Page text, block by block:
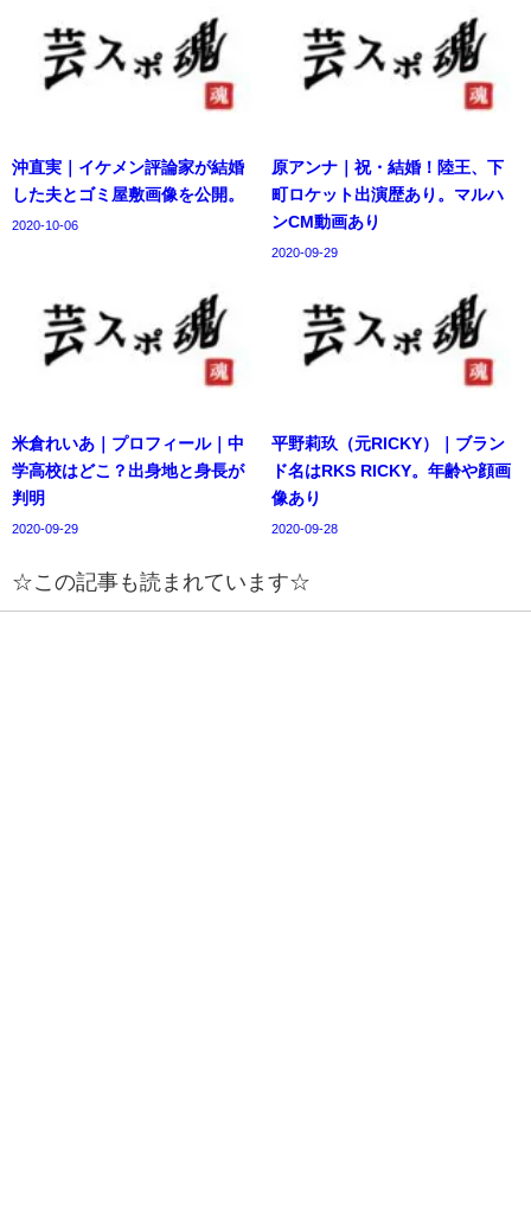
沖直実｜イケメン評論家が結婚
した夫とゴミ屋敷画像を公開。
2020-10-06
原アンナ｜祝・結婚！陸王、下
町ロケット出演歴あり。マルハ
ンCM動画あり
2020-09-29
米倉れいあ｜プロフィール｜中
学高校はどこ？出身地と身長が
判明
2020-09-29
平野莉玖（元RICKY）｜ブラン
ド名はRKS RICKY。年齢や顔画
像あり
2020-09-28
☆この記事も読まれています☆